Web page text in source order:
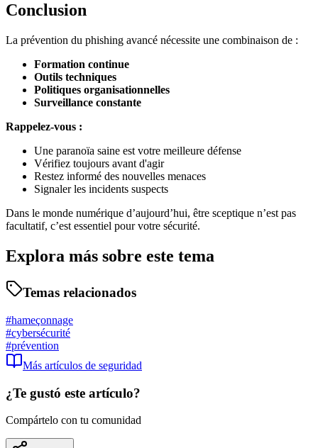
Conclusion
La prévention du phishing avancé nécessite une combinaison de :
Formation continue
Outils techniques
Politiques organisationnelles
Surveillance constante
Rappelez-vous :
Une paranoïa saine est votre meilleure défense
Vérifiez toujours avant d'agir
Restez informé des nouvelles menaces
Signaler les incidents suspects
Dans le monde numérique d’aujourd’hui, être sceptique n’est pas
facultatif, c’est essentiel pour votre sécurité.
Explora más sobre este tema
Temas relacionados
#hameçonnage
#cybersécurité
#prévention
Más artículos de seguridad
¿Te gustó este artículo?
Compártelo con tu comunidad